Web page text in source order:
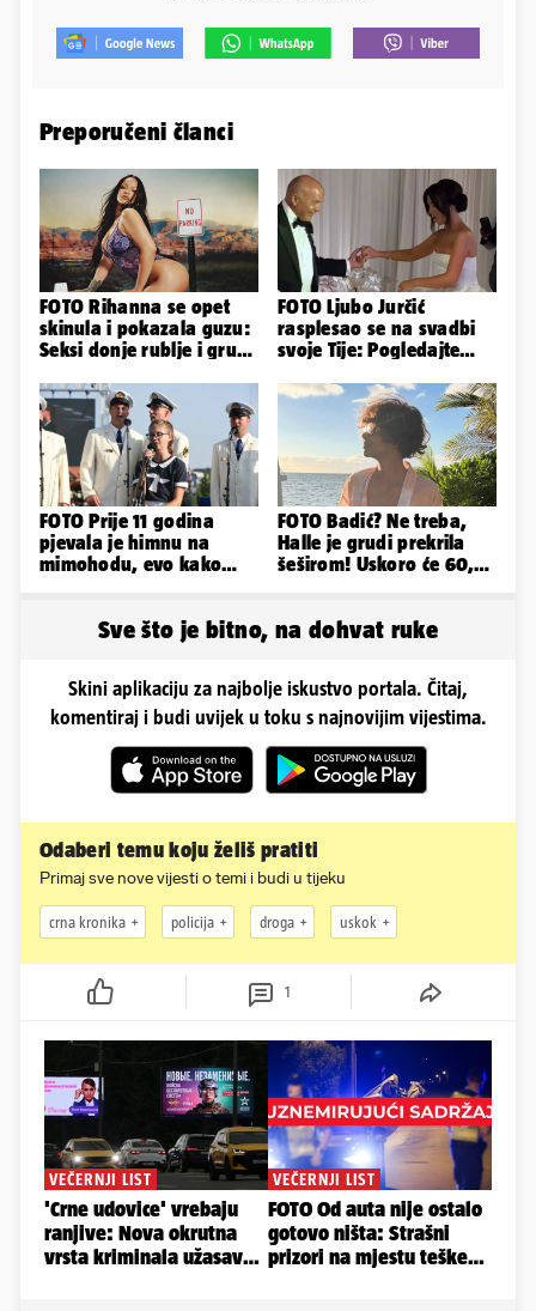
Preporučeni članci
FOTO Rihanna se opet
skinula i pokazala guzu:
Seksi donje rublje i grudi
FOTO Ljubo Jurčić
rasplesao se na svadbi
svoje Tije: Pogledajte
vjenčanje...
FOTO Prije 11 godina
pjevala je himnu na
mimohodu, evo kako
FOTO Badić? Ne treba,
Halle je grudi prekrila
šeširom! Uskoro će 60,
Sve što je bitno, na dohvat ruke
Skini aplikaciju za najbolje iskustvo portala. Čitaj,
komentiraj i budi uvijek u toku s najnovijim vijestima.
Odaberi temu koju želiš pratiti
Primaj sve nove vijesti o temi i budi u tijeku
crna kronika policija droga uskok
1